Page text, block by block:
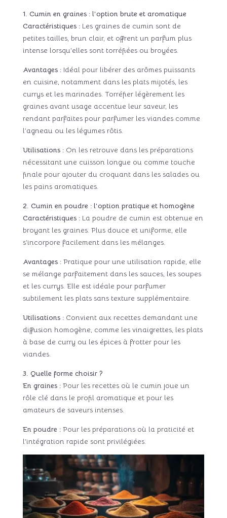
1. Cumin en graines : l’option brute et aromatique
Caractéristiques :Les graines de cumin sont de
petites tailles, brun clair, et offrent un parfum plus
intense lorsqu’elles sont torréfiées ou broyées.
Avantages :Idéal pour libérer des arômes puissants
en cuisine, notamment dans les plats mijotés, les
currys et les marinades. Torréfier légèrement les
graines avant usage accentue leur saveur, les
rendant parfaites pour parfumer les viandes comme
l’agneau ou les légumes rôtis.
Utilisations :On les retrouve dans les préparations
nécessitant une cuisson longue ou comme touche
finale pour ajouter du croquant dans les salades ou
les pains aromatiques.
2. Cumin en poudre : l’option pratique et homogène
Caractéristiques :La poudre de cumin est obtenue en
broyant les graines. Plus douce et uniforme, elle
s’incorpore facilement dans les mélanges.
Avantages :Pratique pour une utilisation rapide, elle
se mélange parfaitement dans les sauces, les soupes
et les currys. Elle est idéale pour parfumer
subtilement les plats sans texture supplémentaire.
Utilisations :Convient aux recettes demandant une
diffusion homogène, comme les vinaigrettes, les plats
à base de curry ou les épices à frotter pour les
viandes.
3. Quelle forme choisir ?
En graines :Pour les recettes où le cumin joue un
rôle clé dans le profil aromatique et pour les
amateurs de saveurs intenses.
En poudre :Pour les préparations où la praticité et
l’intégration rapide sont privilégiées.